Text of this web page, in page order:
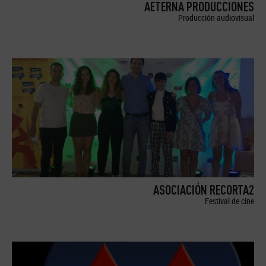
AETERNA PRODUCCIONES
Producción audiovisual
ASOCIACIÓN RECORTA2
Festival de cine